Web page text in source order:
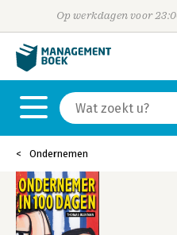
Op werkdagen voor
Ondernemen